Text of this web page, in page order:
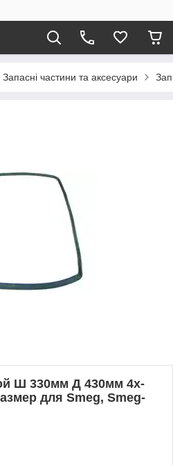
Запасні частини та аксесуари
Ш 330мм Д 430мм 4х-
для Smeg, Smeg-